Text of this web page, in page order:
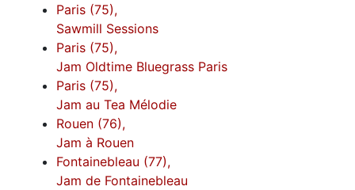
Paris (75),
Sawmill Sessions
Paris (75),
Jam Oldtime Bluegrass Paris
Paris (75),
Jam au Tea Mélodie
Rouen (76),
Jam à Rouen
Fontainebleau (77),
Jam de Fontainebleau